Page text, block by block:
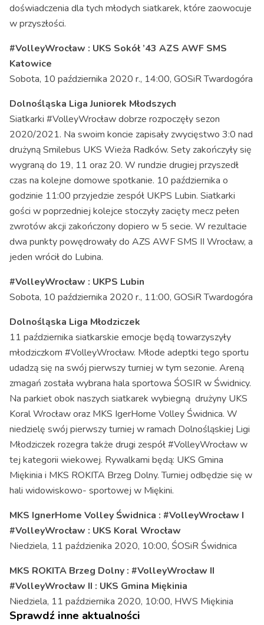
doświadczenia dla tych młodych siatkarek, które zaowocuje
w przyszłości.
#VolleyWrocław : UKS Sokół ’43 AZS AWF SMS
Katowice
Sobota, 10 października 2020 r., 14:00, GOSiR Twardogóra
Dolnośląska Liga Juniorek Młodszych
Siatkarki #VolleyWrocław dobrze rozpoczęły sezon
2020/2021. Na swoim koncie zapisały zwycięstwo 3:0 nad
drużyną Smilebus UKS Wieża Radków. Sety zakończyły się
wygraną do 19, 11 oraz 20. W rundzie drugiej przyszedł
czas na kolejne domowe spotkanie. 10 października o
godzinie 11:00 przyjedzie zespół UKPS Lubin. Siatkarki
gości w poprzedniej kolejce stoczyły zacięty mecz pełen
zwrotów akcji zakończony dopiero w 5 secie. W rezultacie
dwa punkty powędrowały do AZS AWF SMS II Wrocław, a
jeden wrócił do Lubina.
#VolleyWrocław : UKPS Lubin
Sobota, 10 października 2020 r., 11:00, GOSiR Twardogóra
Dolnośląska Liga Młodziczek
11 października siatkarskie emocje będą towarzyszyły
młodziczkom #VolleyWrocław. Młode adeptki tego sportu
udadzą się na swój pierwszy turniej w tym sezonie. Areną
zmagań została wybrana hala sportowa ŚOSIR w Świdnicy.
Na parkiet obok naszych siatkarek wybiegną drużyny UKS
Koral Wrocław oraz MKS IgerHome Volley Świdnica. W
niedzielę swój pierwszy turniej w ramach Dolnośląskiej Ligi
Młodziczek rozegra także drugi zespół #VolleyWrocław w
tej kategorii wiekowej. Rywalkami będą: UKS Gmina
Miękinia i MKS ROKITA Brzeg Dolny. Turniej odbędzie się w
hali widowiskowo- sportowej w Miękini.
MKS IgnerHome Volley Świdnica : #VolleyWrocław I
#VolleyWrocław : UKS Koral Wrocław
Niedziela, 11 paździenika 2020, 10:00, ŚOSiR Świdnica
MKS ROKITA Brzeg Dolny : #VolleyWrocław II
#VolleyWrocław II : UKS Gmina Miękinia
Niedziela, 11 października 2020, 10:00, HWS Miękinia
Sprawdź inne aktualności